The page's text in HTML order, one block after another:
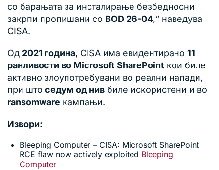
со барањата за инсталирање безбедносни
закрпи пропишани со BOD 26-04,“ наведува
CISA.
Од 2021 година, CISA има евидентирано 11
ранливости во Microsoft SharePoint кои биле
активно злоупотребувани во реални напади,
при што седум од нив биле искористени и во
ransomware кампањи.
Извори:
Bleeping Computer – CISA: Microsoft SharePoint
RCE flaw now actively exploited Bleeping
Computer